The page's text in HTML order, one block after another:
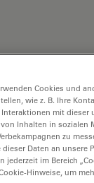
von 40X
mit
und
Cookies und
wie z. B. Ihre
mit
Inhalten in
zu
Daten an
im Bereich
Hinweise, um